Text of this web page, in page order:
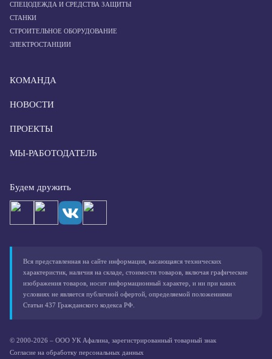
СПЕЦОДЕЖДА И СРЕДСТВА ЗАЩИТЫ
СТАНКИ
СТРОИТЕЛЬНОЕ ОБОРУДОВАНИЕ
ЭЛЕКТРОСТАНЦИИ
КОМАНДА
НОВОСТИ
ПРОЕКТЫ
МЫ-РАБОТОДАТЕЛЬ
Будем дружить
Вся представленная на сайте информация, касающаяся технических
характеристик, наличия на складе, стоимости товаров, включая графические
изображения товаров, носит информационный характер, и ни при каких
условиях не является публичной офертой, определяемой положениями
Статьи 437 Гражданского кодекса РФ.
© 2000-2026 – ООО УК Афалина, зарегистрированный товарный знак
Согласие на обработку персональных данных